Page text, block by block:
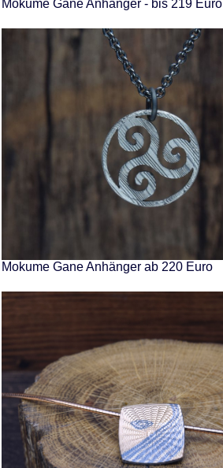
Mokume Gane Anhänger - bis 219 Euro
Mokume Gane Anhänger ab 220 Euro